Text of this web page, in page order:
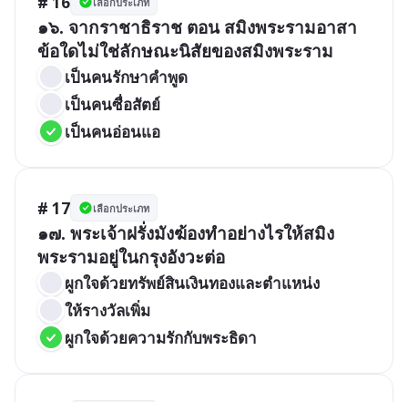
๑๖. จากราชาธิราช ตอน สมิงพระรามอาสา
ข้อใดไม่ใช่ลักษณะนิสัยของสมิงพระราม
เป็นคนรักษาคำพูด
เป็นคนซื่อสัตย์
เป็นคนอ่อนแอ
# 17 เลือกประเภท
๑๗. พระเจ้าฝรั่งมังฆ้องทำอย่างไรให้สมิง
พระรามอยู่ในกรุงอังวะต่อ
ผูกใจด้วยทรัพย์สินเงินทองและตำแหน่ง
ให้รางวัลเพิ่ม
ผูกใจด้วยความรักกับพระธิดา